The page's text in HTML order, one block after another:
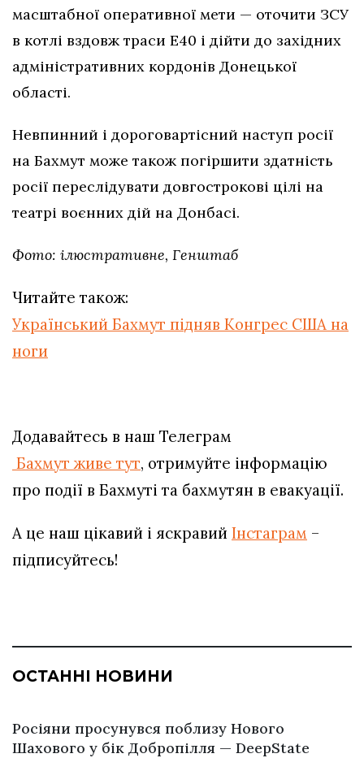
масштабної оперативної мети — оточити ЗСУ
в котлі вздовж траси Е40 і дійти до західних
адміністративних кордонів Донецької
області.
Невпинний і дороговартісний наступ росії
на Бахмут може також погіршити здатність
росії переслідувати довгострокові цілі на
театрі воєнних дій на Донбасі.
Фото: ілюстративне, Генштаб
Читайте також:
Український Бахмут підняв Конгрес США на
ноги
Додавайтесь в наш Телеграм
Бахмут живе тут, отримуйте інформацію
про події в Бахмуті та бахмутян в евакуації.
А це наш цікавий і яскравий Інстаграм –
підписуйтесь!
ОСТАННІ НОВИНИ
Росіяни просунувся поблизу Нового
Шахового у бік Добропілля — DeepState